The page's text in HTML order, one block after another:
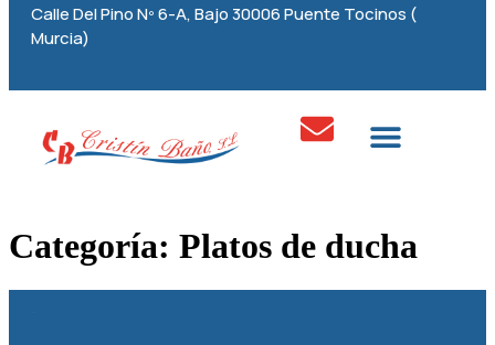
Calle Del Pino Nº 6-A, Bajo 30006 Puente Tocinos (
Murcia)
Categoría: Platos de ducha